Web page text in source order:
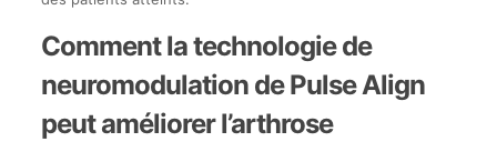
Comment la technologie de
neuromodulation de Pulse Align
peut améliorer l’arthrose